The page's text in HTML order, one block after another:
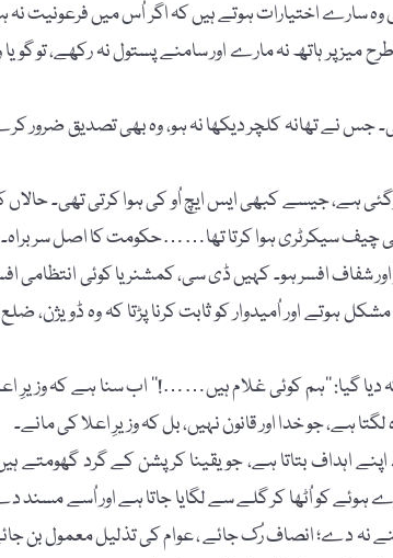
اختیارات ہوتے ہیں کہ اگر اُس میں فرعونیت نہ
پر ہاتھ نہ مارے اور سامنے پستول نہ رکھے، تو گویا
جس نے تھانہ کلچر دیکھا نہ ہو، وہ بھی تصدیق ضرور
ہے، جیسے کبھی ایس ایچ اُو کی ہوا کرتی تھی۔ حالاں
ہی چیف سیکرٹری ہوا کرتا تھا……حکومت کا اصل سربراہ۔
افسر ہو۔ کہیں ڈی سی، کمشنر یا کوئی انتظامی
ہوتے اور اُمیدوار کو ثابت کرنا پڑتا کہ وہ ڈویژن، ضلع
دیا گیا: ’’ہم کوئی غلام ہیں……!‘‘ اب سنا ہے کہ وزیرِ
ہے، جو خدا اور قانون نہیں، بل کہ وزیرِ اعلا کی مانے۔
اہداف بتاتا ہے، جو یقینا کرپشن کے گرد گھومتے
ہوئے کو اُٹھا کر گلے سے لگایا جاتا ہے اور اُسے مسند
نہ دے؛ انصاف رُک جائے ، عوام کی تذلیل معمول بن